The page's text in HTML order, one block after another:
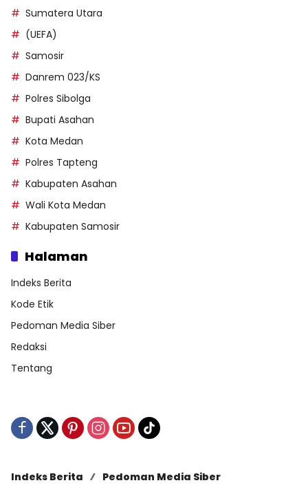
Sumatera Utara
(UEFA)
Samosir
Danrem 023/KS
Polres Sibolga
Bupati Asahan
Kota Medan
Polres Tapteng
Kabupaten Asahan
Wali Kota Medan
Kabupaten Samosir
Halaman
Indeks Berita
Kode Etik
Pedoman Media Siber
Redaksi
Tentang
Indeks Berita
Pedoman Media Siber